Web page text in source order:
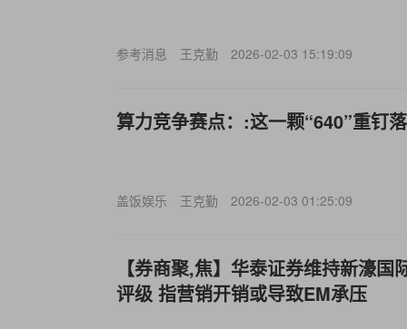
参考消息 王克勤 2026-02-03 15:19:09
算力竞争赛点：:这一颗“640”重钉
盖饭娱乐 王克勤 2026-02-03 01:25:09
【券商聚,焦】华泰证券维持新濠国
评级 指营销开销或导致EM承压